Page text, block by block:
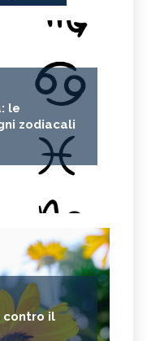
BOREALE
CIRCOLARE
le
zodiacali
contro il